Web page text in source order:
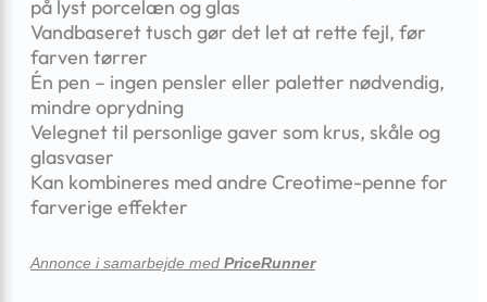
på lyst porcelæn og glas
Vandbaseret tusch gør det let at rette fejl, før
farven tørrer
Én pen – ingen pensler eller paletter nødvendig,
mindre oprydning
Velegnet til personlige gaver som krus, skåle og
glasvaser
Kan kombineres med andre Creotime-penne for
farverige effekter
Annonce i samarbejde med PriceRunner